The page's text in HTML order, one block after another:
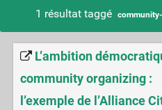
1 résultat taggé
L’ambition
community organizing :
l’exemple de l’Alliance